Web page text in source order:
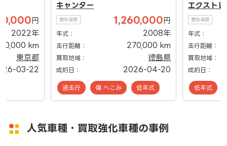
円
2022年
10,000 km
東京都
03-22
キャンター
買取金額 1,260,000 円
年式： 2008年
走行距離： 270,000 km
買取地域： 徳島県
成約日： 2026-04-20
過走行 傷·へこみ 低年式
エクスト
買取金額
年式：
走行距離：
買取地域：
成約日：
低年式
人気車種・買取強化車種の事例